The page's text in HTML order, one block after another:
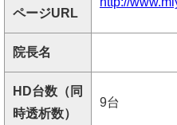
ページURL
院長名
HD台数（同
時透析数）
9台